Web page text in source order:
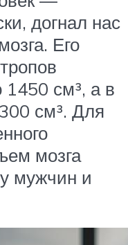
догнал нас
Его
1450 см³, а в
см³. Для
мозга
мужчин и